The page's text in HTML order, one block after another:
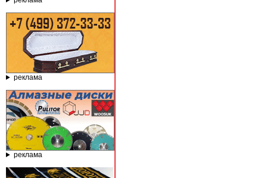
реклама
реклама